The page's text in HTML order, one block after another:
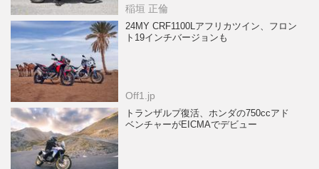
稲垣 正倫
24MY CRF1100Lアフリカツイン、フロン
ト19インチバージョンも
Off1.jp
トランザルプ復活、ホンダの750ccアド
ベンチャーがEICMAでデビュー